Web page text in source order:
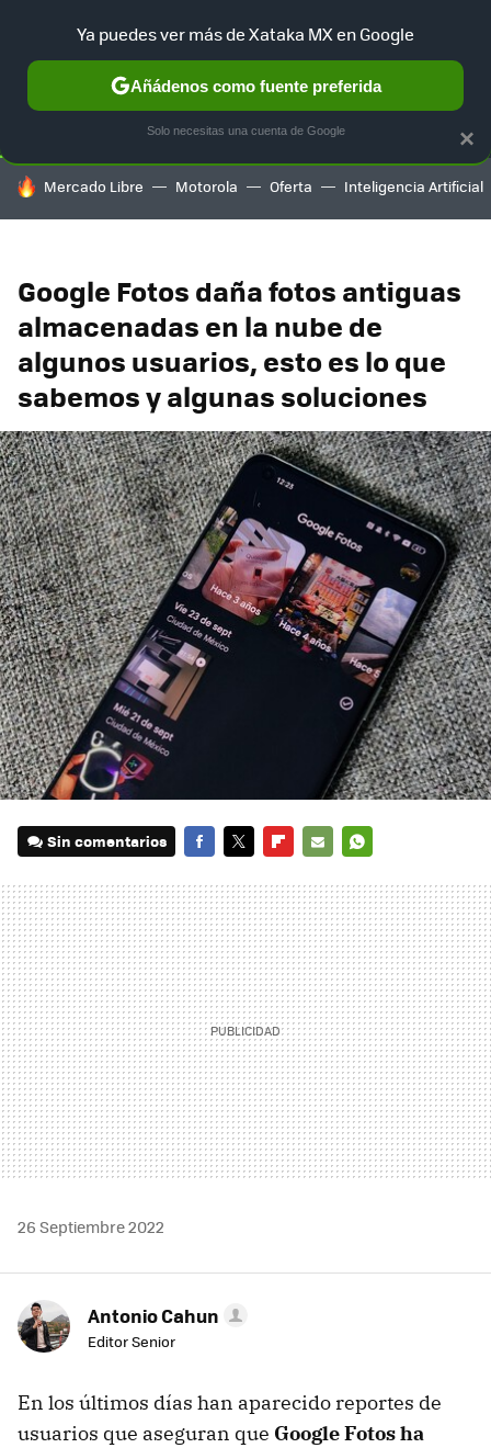
SELECCIÓN GAMING HOME AUTO TERRITORIO
HOY SE HABLA DE
Mercado Libre Motorola Oferta Inteligencia Artificial
Google Fotos daña fotos antiguas
almacenadas en la nube de
algunos usuarios, esto es lo que
sabemos y algunas soluciones
Sin comentarios
MAIL
26 Septiembre 2022
Antonio Cahun
Editor Senior
En los últimos días han aparecido reportes de
usuarios que aseguran que Google Fotos ha
×
Ya puedes ver más de Xataka MX en Google
Añádenos como fuente preferida
Solo necesitas una cuenta de Google